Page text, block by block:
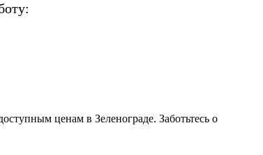
ценам в Зеленограде. Заботьтесь о